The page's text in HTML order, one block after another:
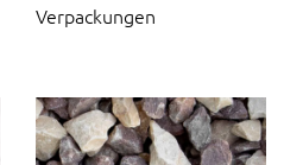
Verpackungen